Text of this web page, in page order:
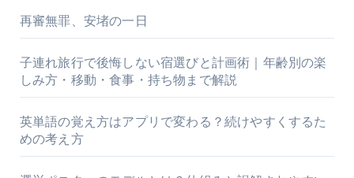
再審無罪、安堵の一日
子連れ旅行で後悔しない宿選びと計画術｜年齢別の楽
しみ方・移動・食事・持ち物まで解説
英単語の覚え方はアプリで変わる？続けやすくするた
めの考え方